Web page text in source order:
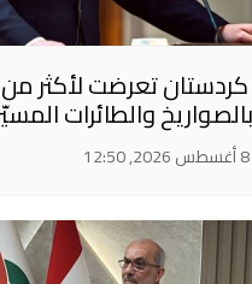
: كردستان تعرضت لأكثر
والطائرات